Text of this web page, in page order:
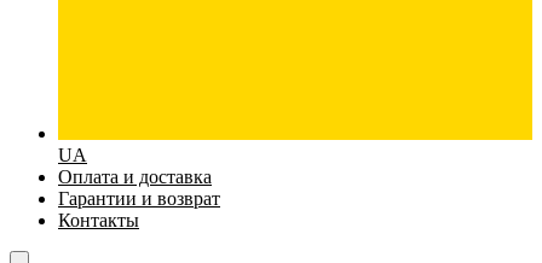
UA
Оплата и доставка
Гарантии и возврат
Контакты